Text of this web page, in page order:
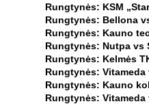
Rungtynės: KSM
Rungtynės: Bellona
Rungtynės: Kauno
Rungtynės: Nutpa vs
Rungtynės: Kelmės
Rungtynės: Vitameda
Rungtynės: Kauno
Rungtynės: Vitameda